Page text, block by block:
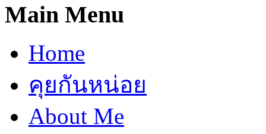
Main Menu
Home
คุยกันหน่อย
About Me